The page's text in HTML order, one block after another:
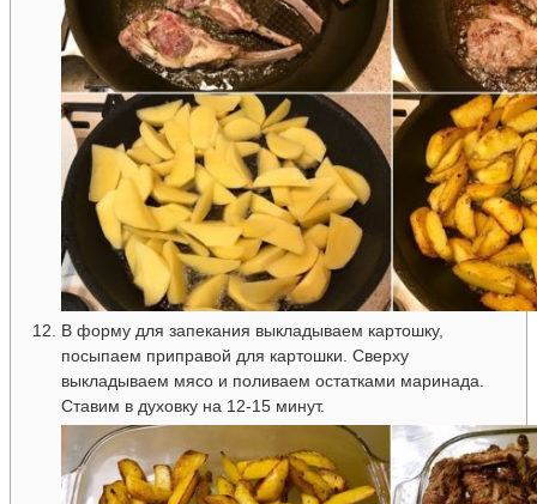
В форму для запекания выкладываем картошку,
посыпаем приправой для картошки. Сверху
выкладываем мясо и поливаем остатками маринада.
Ставим в духовку на 12-15 минут.